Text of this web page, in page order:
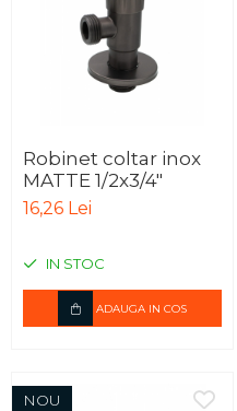
Robinet coltar inox
MATTE 1/2x3/4"
16,26 Lei
IN STOC
ADAUGA IN COS
NOU